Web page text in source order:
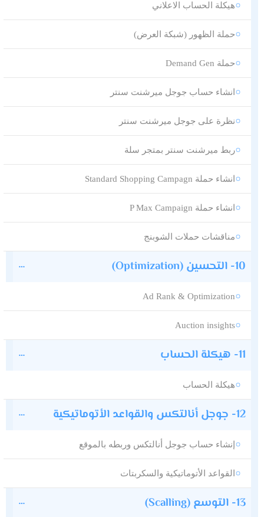
هيكلة الحساب الاعلاني
حملة الظهور (شبكة العرض)
حملة Demand Gen
انشاء حساب جوجل ميرشنت سنتر
نظرة على جوجل ميرشنت سنتر
ربط ميرشنت سنتر بمتجر سلة
انشاء حملة Standard Shopping Campagn
انشاء حملة P Max Campaign
مناقشات حملات الشوبنج
10- التحسين (Optimization)
Ad Rank & Optimization
Auction insights
11- هيكلة الحساب
هيكلة الحساب
12- جوجل أنالتكس والقواعد الأتوماتيكية
إنشاء حساب جوجل أنالتكس وربطه بالموقع
القواعد الأتوماتيكية والسكربتات
13- التوسع (Scalling)